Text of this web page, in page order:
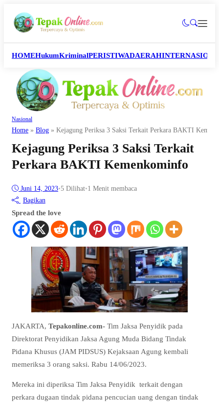
HOMEHukumKriminalPERISTIWADAERAH
Nasional
Home » Blog » Kejagung Periksa 3 Saksi Terkait Perkara BAKTI
Kejagung Periksa 3 Saksi Terkait
Perkara BAKTI Kemenkominfo
Juni 14, 2023•5 Dilihat•1 Menit membaca
Bagikan
Spread the love
JAKARTA, Tepakonline.com- Tim Jaksa Penyidik pada
Direktorat Penyidikan Jaksa Agung Muda Bidang Tindak
Pidana Khusus (JAM PIDSUS) Kejaksaan Agung kembali
memeriksa 3 orang saksi. Rabu 14/06/2023.
Mereka ini diperiksa Tim Jaksa Penyidik terkait dengan
perkara dugaan tindak pidana pencucian uang dengan tindak